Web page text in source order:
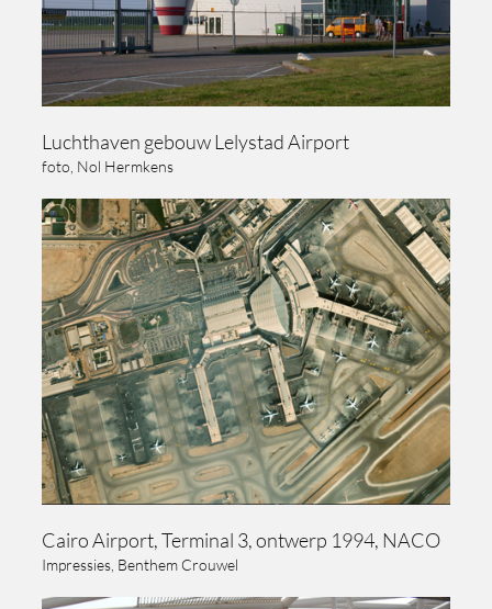
Luchthaven gebouw Lelystad Airport
foto, Nol Hermkens
Cairo Airport, Terminal 3, ontwerp 1994, NACO
Impressies, Benthem Crouwel